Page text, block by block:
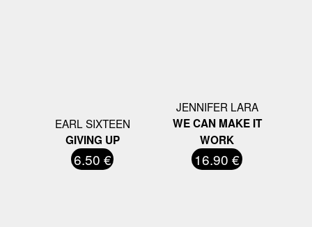
EARL SIXTEEN
GIVING UP
6.50 €
JENNIFER LARA
WE CAN MAKE IT
WORK
16.90 €